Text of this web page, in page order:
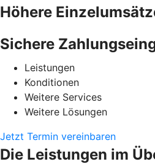
Höhere
Sichere
Leistungen
Konditionen
Weitere Services
Weitere Lösungen
Jetzt Termin vereinbaren
Die Leistungen im